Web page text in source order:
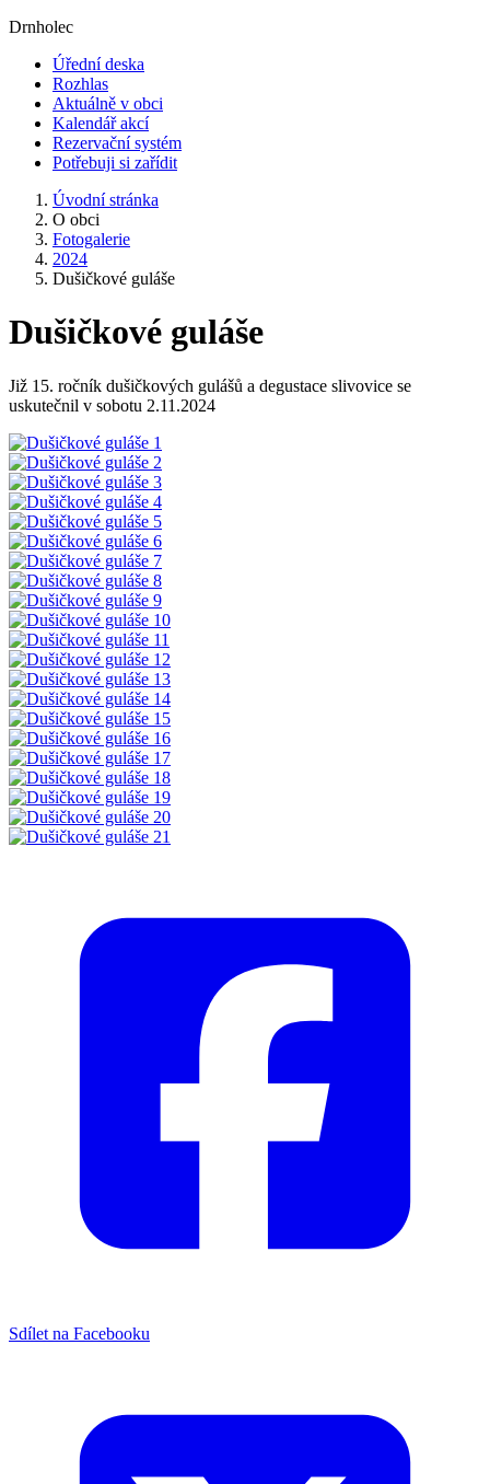
Drnholec
Úřední deska
Rozhlas
Aktuálně v obci
Kalendář akcí
Rezervační systém
Potřebuji si zařídit
Úvodní stránka
O obci
Fotogalerie
2024
Dušičkové guláše
Dušičkové guláše
Již 15. ročník dušičkových gulášů a degustace slivovice se
uskutečnil v sobotu 2.11.2024
Sdílet na Facebooku